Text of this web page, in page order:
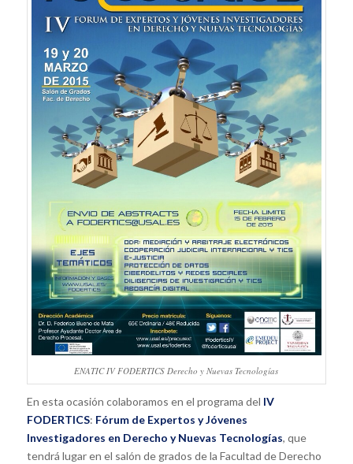
ENATIC IV FODERTICS Derecho y Nuevas Tecnologías
En esta ocasión colaboramos en el programa del IV
FODERTICS: Fórum de Expertos y Jóvenes
Investigadores en Derecho y Nuevas Tecnologías, que
tendrá lugar en el salón de grados de la Facultad de Derecho